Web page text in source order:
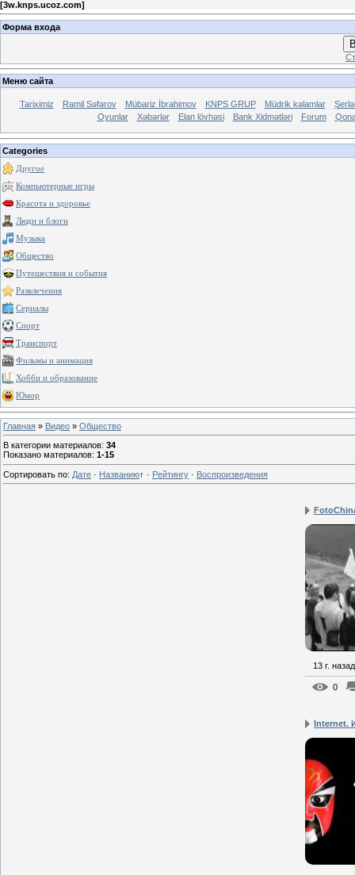
[3w.knps.ucoz.com]
Форма входа
Меню сайта
Tariximiz Ramil Səfərov Mübariz İbrahimov KNPS GRUP Müdrik kəlamlar
Oyunlar
Xəbərlər Elan lövhəsi Bank Xidmətləri Forum
Categories
Другое
Компьютерные игры
Красота и здоровье
Люди и блоги
Музыка
Общество
Путешествия и события
Развлечения
Сериалы
Спорт
Транспорт
Фильмы и анимация
Хобби и образование
Юмор
Главная » Видео » Общество
В категории материалов: 34
Показано материалов: 1-15
Сортировать по: Дате · Названию↑ · Рейтингу · Воспроизведения
13 г. назад
0
Internet.